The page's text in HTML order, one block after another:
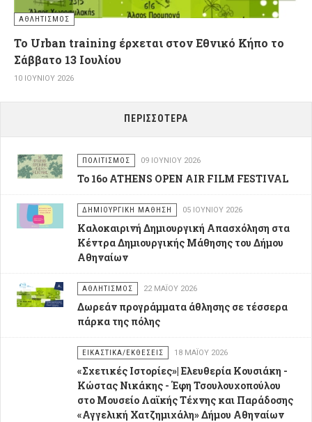
ΑΘΛΗΤΙΣΜΌΣ
Το Urban training έρχεται στον Εθνικό Κήπο το
Σάββατο 13 Ιουλίου
10 ΙΟΥΝΊΟΥ 2026
ΠΕΡΙΣΣΌΤΕΡΑ
ΠΟΛΙΤΙΣΜΌΣ 09 ΙΟΥΝΊΟΥ 2026
Το 16o ATHENS OPEN AIR FILM FESTIVAL
ΔΗΜΙΟΥΡΓΙΚΉ ΜΆΘΗΣΗ 05 ΙΟΥΝΊΟΥ 2026
Καλοκαιρινή Δημιουργική Απασχόληση στα
Κέντρα Δημιουργικής Μάθησης του Δήμου
Αθηναίων
ΑΘΛΗΤΙΣΜΌΣ 22 ΜΑΪ́ΟΥ 2026
Δωρεάν προγράμματα άθλησης σε τέσσερα
πάρκα της πόλης
ΕΙΚΑΣΤΙΚΆ/ΕΚΘΈΣΕΙΣ 18 ΜΑΪ́ΟΥ 2026
«Σχετικές Ιστορίες»| Ελευθερία Κουσιάκη -
Κώστας Νικάκης - Έφη Τσουλουχοπούλου
στο Μουσείο Λαϊκής Τέχνης και Παράδοσης
«Αγγελική Χατζημιχάλη» Δήμου Αθηναίων